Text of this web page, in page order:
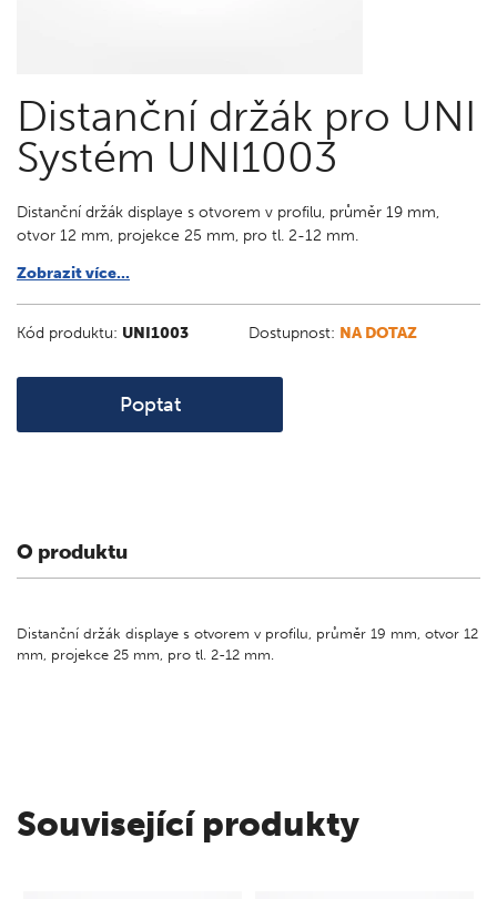
Distanční držák pro UNI
Systém UNI1003
Distanční držák displaye s otvorem v profilu, průměr 19 mm,
otvor 12 mm, projekce 25 mm, pro tl. 2-12 mm.
Zobrazit více...
Kód produktu: UNI1003 Dostupnost: NA DOTAZ
Poptat
O produktu
Distanční držák displaye s otvorem v profilu, průměr 19 mm, otvor 12
mm, projekce 25 mm, pro tl. 2-12 mm.
Související produkty